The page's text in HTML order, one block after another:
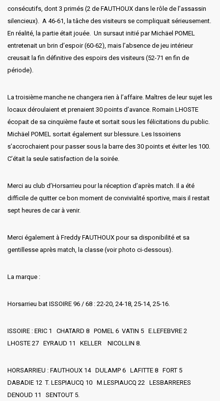
consécutifs, dont 3 primés (2 de FAUTHOUX dans le rôle de l’assassin
silencieux). A 46-61, la tâche des visiteurs se compliquait sérieusement.
En réalité, la partie était jouée. Un sursaut initié par Michäel POMEL
entretenait un brin d’espoir (60-62), mais l’absence de jeu intérieur
creusait la fin définitive des espoirs des visiteurs (52-71 en fin de
période).
La troisième manche ne changera rien à l’affaire. Maîtres de leur sujet les
locaux déroulaient et prenaient 30 points d’avance. Romain LHOSTE
écopait de sa cinquième faute et sortait sous les félicitations du public.
Michäel POMEL sortait également sur blessure. Les Issoiriens
s’accrochaient pour passer sous la barre des 30 points et éviter les 100.
C’était la seule satisfaction de la soirée.
Merci au club d’Horsarrieu pour la réception d’après match. Il a été
difficile de quitter ce bon moment de convivialité sportive, mais il restait
sept heures de car à venir.
Merci également à Freddy FAUTHOUX pour sa disponibilité et sa
gentillesse après match, la classe (voir photo ci-dessous).
La marque :
Horsarrieu bat ISSOIRE 96 / 68 : 22-20, 24-18, 25-14, 25-16.
ISSOIRE : ERIC 1 CHATARD 8 POMEL 6 VATIN 5 E.LEFEBVRE 2
LHOSTE 27 EYRAUD 11 KELLER NICOLLIN 8.
HORSARRIEU : FAUTHOUX 14 DULAMP 6 LAFITTE 8 FORT 5
DABADIE 12 T. LESPIAUCQ 10 M.LESPIAUCQ 22 LESBARRERES
DENOUD 11 SENTOUT 5.